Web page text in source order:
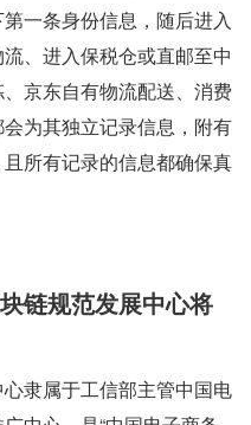
一条身份信息，随后进入
、进入保税仓或直邮至中
京东自有物流配送、消费
为其独立记录信息，附有
所有记录的信息都确保真
链规范发展中心将
隶属于工信部主管中国电